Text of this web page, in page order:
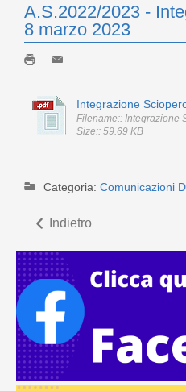
A.S.2022/2023 -
8 marzo 2023
Integrazione
Filename:: Integrazione
Size:: 59.69 KB
Categoria: Comunicazioni
Indietro